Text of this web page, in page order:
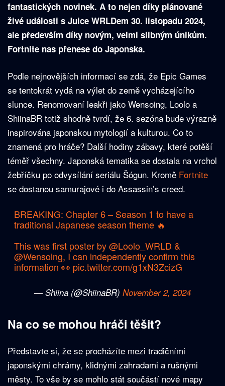
fantastických novinek. A to nejen díky plánované
živé události s Juice WRLDem 30. listopadu 2024,
ale především díky novým, velmi slibným únikům.
Fortnite nas přenese do Japonska.
Podle nejnovějších informací se zdá, že Epic Games
se tentokrát vydá na výlet do země vycházejícího
slunce. Renomovaní leakři jako Wensoing, Loolo a
ShiinaBR totiž shodně tvrdí, že 6. sezóna bude výrazně
inspirována japonskou mytologií a kulturou. Co to
znamená pro hráče? Další hodiny zábavy, které potěší
téměř všechny. Japonská tematika se dostala na vrchol
žebříčku po odvysílání seriálu Šógun. Kromě Fortnite
se dostanou samurajové i do Assassin’s creed.
BREAKING: Chapter 6 – Season 1 to have a
traditional Japanese season theme 🔥
This was first poster by@Loolo_WRLD &
@Wensoing, I can independently confirm this
information 👀 pic.twitter.com/g1xN3ZcizG
— Shiina (@ShiinaBR) November 2, 2024
Na co se mohou hráči těšit?
Představte si, že se procházíte mezi tradičními
japonskými chrámy, klidnými zahradami a rušnými
městy. To vše by se mohlo stát součástí nové mapy